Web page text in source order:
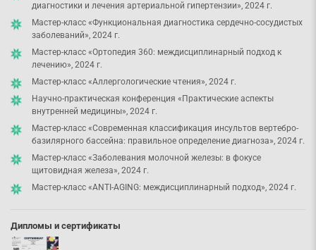
диагностики и лечения артериальной гипертензии», 2024 г.
Мастер-класс «Функциональная диагностика сердечно-сосудистых
заболеваний», 2024 г.
Мастер-класс «Ортопедия 360: междисциплинарный подход к
лечению», 2024 г.
Мастер-класс «Аллергологические чтения», 2024 г.
Научно-практическая конференция «Практические аспекты
внутренней медицины», 2024 г.
Мастер-класс «Современная классификация инсультов вертебро-
базилярного бассейна: правильное определение диагноза», 2024 г.
Мастер-класс «Заболевания молочной железы: в фокусе
щитовидная железа», 2024 г.
Мастер-класс «ANTI-AGING: междисциплинарный подход», 2024 г.
Дипломы и сертификаты